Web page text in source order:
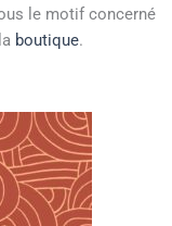
le motif concerné
boutique.